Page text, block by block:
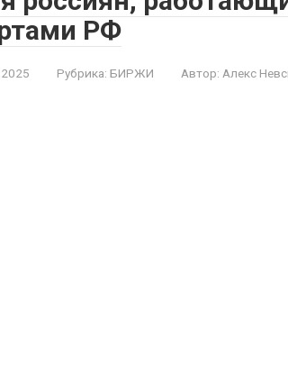
РФ
Рубрика: БИРЖИ Автор: Алекс